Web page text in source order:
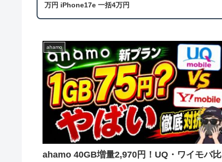
万円 iPhone17e 一括4万円
ahamo
ahamo 40GB増量2,970円！UQ・ワイモバ比